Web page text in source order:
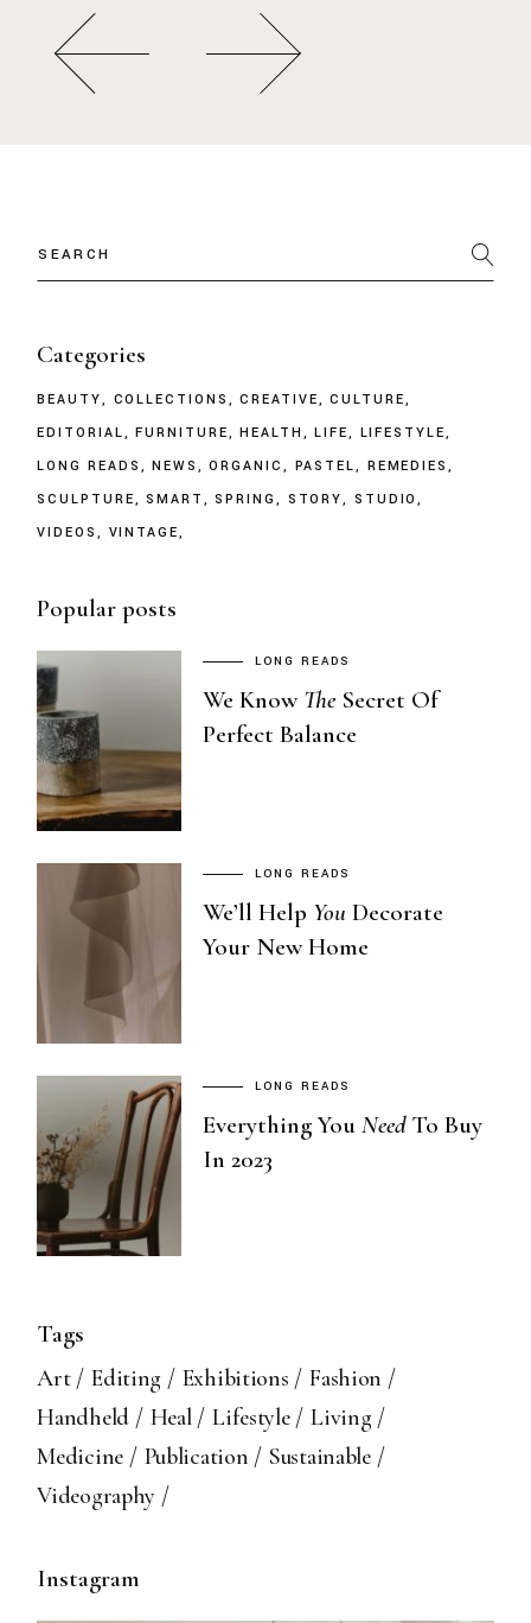
Categories
BEAUTY COLLECTIONS CREATIVE
CULTURE
EDITORIAL
FURNITURE HEALTH LIFE
LIFESTYLE
LONG READS
NEWS ORGANIC PASTEL
REMEDIES
SCULPTURE
SMART SPRING STORY
STUDIO
VIDEOS
VINTAGE
Popular posts
LONG READS
We Know The Secret Of
Perfect Balance
LONG READS
We’ll Help You Decorate
Your New Home
LONG READS
Everything YouNeedTo Buy
In 2023
Tags
Art Editing Exhibitions
Fashion
Handheld
Heal Lifestyle
Living
Medicine
Publication
Sustainable
Videography
Instagram